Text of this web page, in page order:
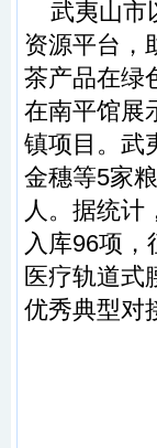
武夷山市
资源平台，
茶产品在绿
在南平馆展
镇项目。武
金穗等5家
人。据统计
入库96项
医疗轨道式
优秀典型对